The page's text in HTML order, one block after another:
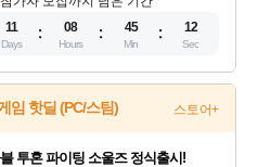
11
Days
08
Hours
45
Min
11
Sec
임 핫딜 (PC/스팀) 스토어+
투혼 파이팅 소울즈 정식출시!